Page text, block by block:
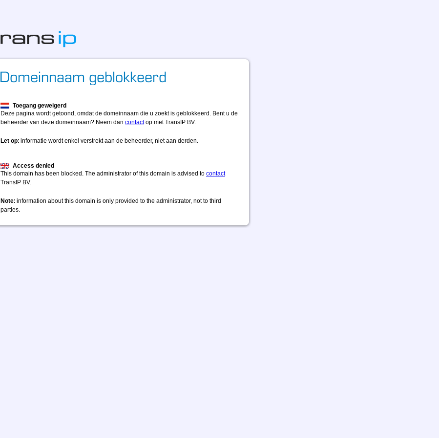
Toegang geweigerd
Deze pagina wordt getoond, omdat de domeinnaam die u zoekt is geblokkeerd. Bent u de
beheerder van deze domeinnaam? Neem dan contactop met TransIP BV.
Let op: informatie wordt enkel verstrekt aan de beheerder, niet aan derden.
Access denied
This domain has been blocked. The administrator of this domain is advised to contact
TransIP BV.
Note: information about this domain is only provided to the administrator, not to third
parties.